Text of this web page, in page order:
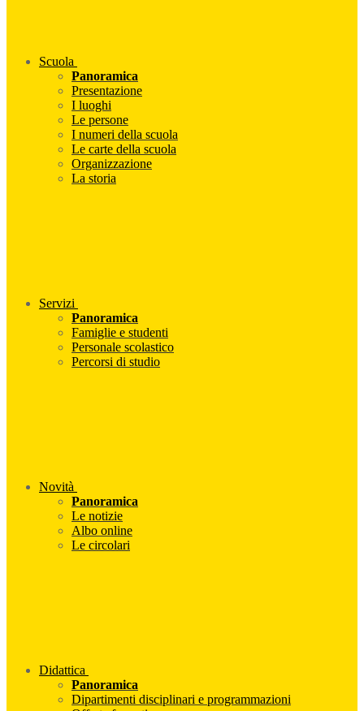
Scuola
Panoramica
Presentazione
I luoghi
Le persone
I numeri della scuola
Le carte della scuola
Organizzazione
La storia
Servizi
Panoramica
Famiglie e studenti
Personale scolastico
Percorsi di studio
Novità
Panoramica
Le notizie
Albo online
Le circolari
Didattica
Panoramica
Dipartimenti disciplinari e programmazioni